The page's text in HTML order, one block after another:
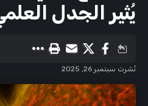
يُثير الجدل
نُشرت سبتمبر 26, 2025